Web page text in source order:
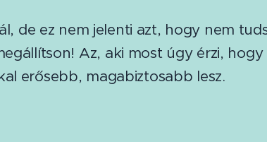
de ez nem jelenti azt, hogy nem
Az, aki most úgy érzi, hogy
erősebb, magabiztosabb lesz.